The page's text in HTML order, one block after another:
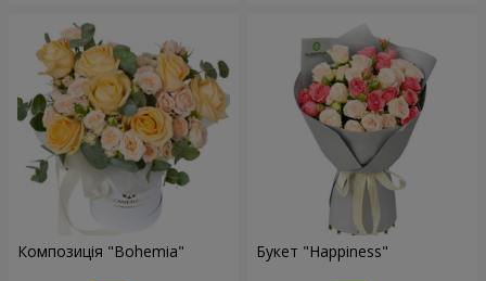
Композиція "Bohemia" Букет "Happiness"